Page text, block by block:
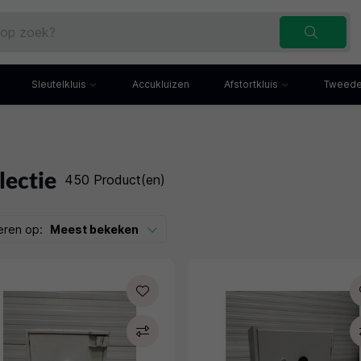
Sleutelkluis
Sleutelkast
Sleutelkluisje
Accukluizen Afstortkluis
450 Product(en)
op: Meest bekeken